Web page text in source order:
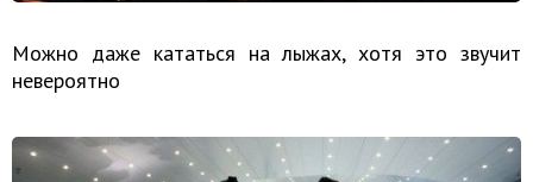
Можно даже кататься на лыжах, хотя это звучит
невероятно